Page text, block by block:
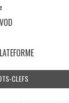
CLEFS